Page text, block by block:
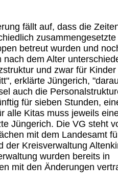
fällt auf, dass die
betreut wurden und
dem Alter
und zwar für
erklärte Jüngerich,
auch die
für sieben Stunden,
alle Kitas muss jeweils
Jüngerich. Die VG steht
mit dem Landesamt
der Kreisverwaltung
wurden bereits in
mit den Änderungen